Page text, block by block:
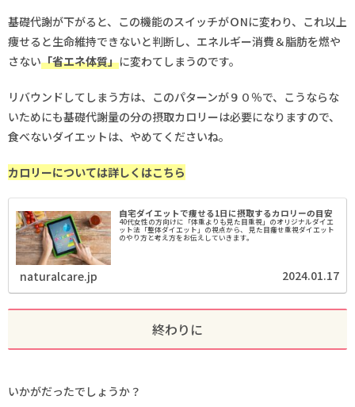
基礎代謝が下がると、この機能のスイッチがＯNに変わり、これ以上
痩せると生命維持できないと判断し、エネルギー消費＆脂肪を燃や
さない「省エネ体質」に変わてしまうのです。
リバウンドしてしまう方は、このパターンが９０％で、こうならな
いためにも基礎代謝量の分の摂取カロリーは必要になりますので、
食べないダイエットは、やめてくださいね。
カロリーについては詳しくはこちら
自宅ダイエットで痩せる1日に摂取するカロリーの目安
40代女性の方向けに「体重よりも見た目重視」のオリジナルダイエ
ット法「整体ダイエット」の視点から、 見た目痩せ重視ダイエット
のやり方と考え方をお伝えしていきます。
naturalcare.jp 2024.01.17
終わりに
いかがだったでしょうか？